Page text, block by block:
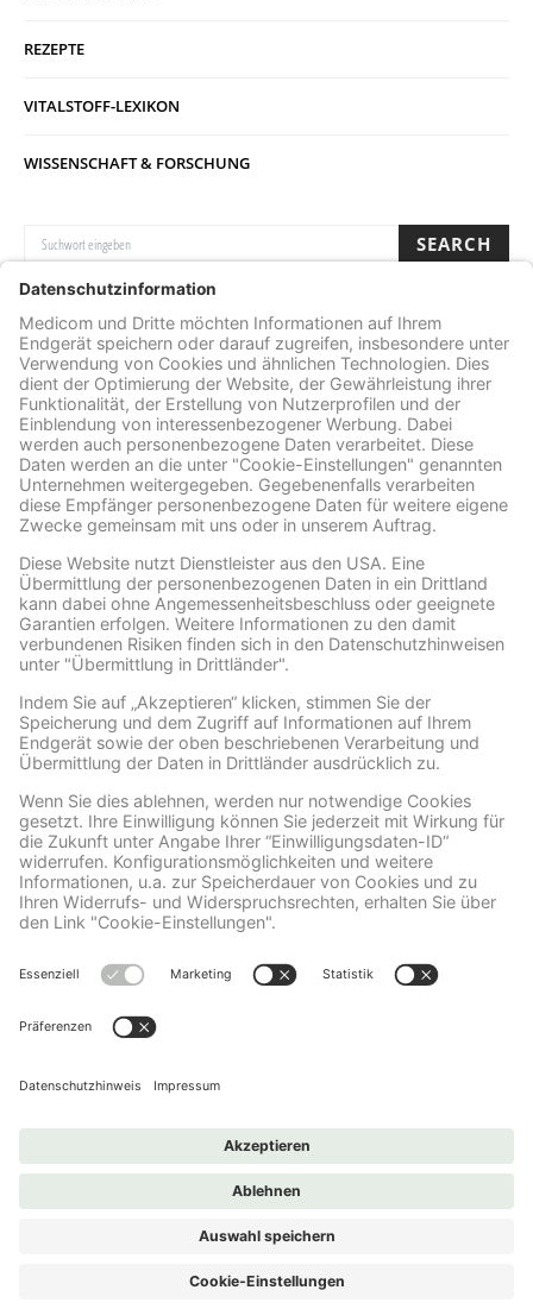
REZEPTE
VITALSTOFF-LEXIKON
WISSENSCHAFT & FORSCHUNG
SUCHE NACH: SEARCH
Archiv
ARCHIV
Facebook
Wir benötigen Ihre Zustimmung, um den Facebook
Wir verwenden Facebook Social Plugins, um
Inhalte einzubetten. Dieser Service kann
Daten zu Ihren Aktivitäten sammeln. Bitte
lesen Sie die Details durch und stimmen Sie
der Nutzung des Service zu, um diese
Inhalte anzuzeigen.
Mehr Informationen
Akzeptieren